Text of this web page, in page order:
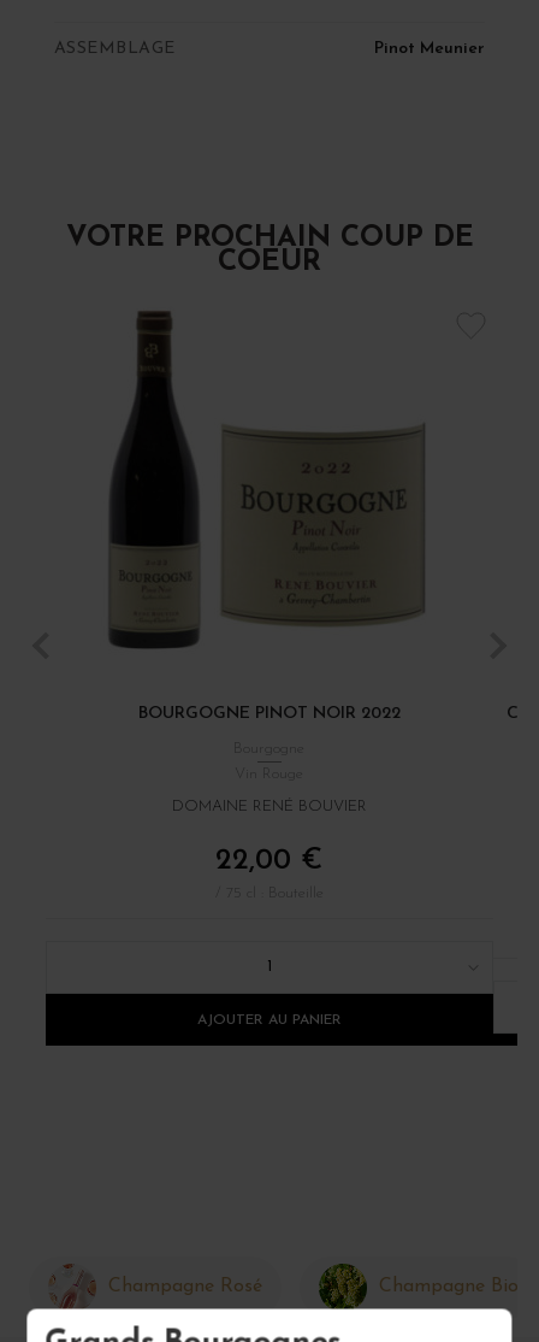
ASSEMBLAGE Pinot Meunier
VOTRE PROCHAIN COUP DE
COEUR
BOURGOGNE PINOT NOIR 2022
DOMAINE RENÉ BOUVIER
22,00 €
AJOUTER AU PANIER
Champagne Rosé Champagne Bio